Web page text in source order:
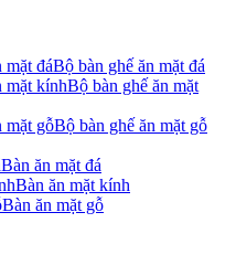
Bộ bàn ghế ăn mặt đá
Bộ bàn ghế ăn mặt
Bộ bàn ghế ăn mặt gỗ
Bàn ăn mặt đá
Bàn ăn mặt kính
Bàn ăn mặt gỗ